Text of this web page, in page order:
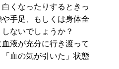
くなったりするときっ
手足、もしくは身体全
ないでしょうか？
液が充分に行き渡って
血の気が引いた」状態